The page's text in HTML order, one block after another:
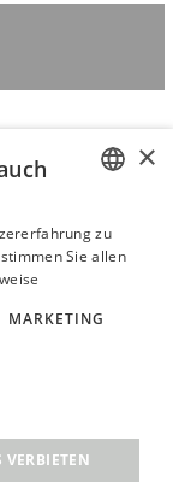
GERMAN
×
zu
Sie allen
MARKETING
VERBIETEN